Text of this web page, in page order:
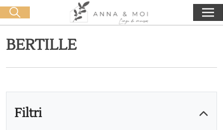
Consegna gratuita a partire da 60€ di acquisto 0,00€
BERTILLE
Filtri